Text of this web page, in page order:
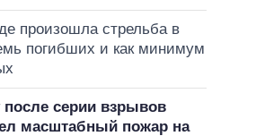
произошла стрельба в
погибших и как минимум
серии взрывов
масштабный пожар на